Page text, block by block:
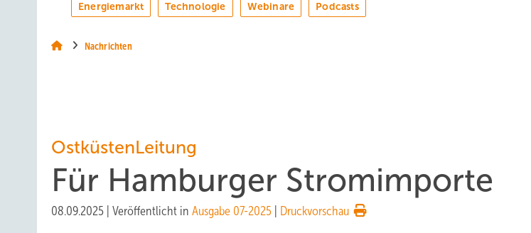
Energiemarkt Technologie Webinare Podcasts
Nachrichten
OstküstenLeitung
Für Hamburger Stromimporte
08.09.2025 Veröffentlicht in Ausgabe 07-2025 Druckvorschau